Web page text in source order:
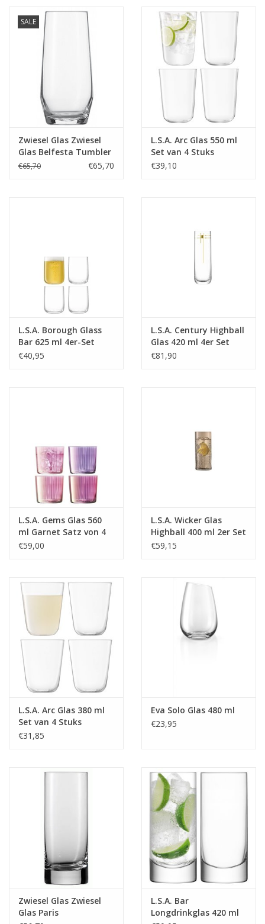
SALE
Zwiesel Glas Zwiesel
Glas Belfesta Tumbler
42 - 0.357 Ltr - 6 stuks
€65,70 €65,70
L.S.A. Arc Glas 550 ml
Set van 4 Stuks
€39,10
L.S.A. Borough Glass
Bar 625 ml 4er-Set
€40,95
L.S.A. Century Highball
Glas 420 ml 4er Set
€81,90
L.S.A. Gems Glas 560
ml Garnet Satz von 4
Stücken
€59,00
L.S.A. Wicker Glas
Highball 400 ml 2er Set
€59,15
L.S.A. Arc Glas 380 ml
Set van 4 Stuks
€31,85
Eva Solo Glas 480 ml
€23,95
Zwiesel Glas Zwiesel
Glas Paris
L.S.A. Bar
Longdrinkglas 420 ml